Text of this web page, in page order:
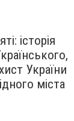
історія
України
міста